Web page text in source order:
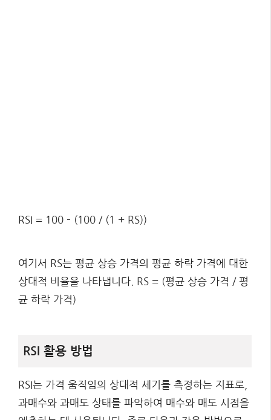
RSI = 100 – (100 / (1 + RS))
여기서 RS는 평균 상승 가격의 평균 하락 가격에 대한
상대적 비율을 나타냅니다. RS = (평균 상승 가격 / 평
균 하락 가격)
RSI 활용 방법
RSI는 가격 움직임의 상대적 세기를 측정하는 지표로,
과매수와 과매도 상태를 파악하여 매수와 매도 시점을